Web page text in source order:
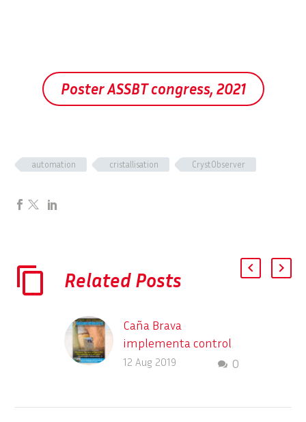
Poster ASSBT congress, 2021
automation cristallisation CrystObserver
Related Posts
Caña Brava
implementa control
de crecimiento de
0
12 Aug 2019